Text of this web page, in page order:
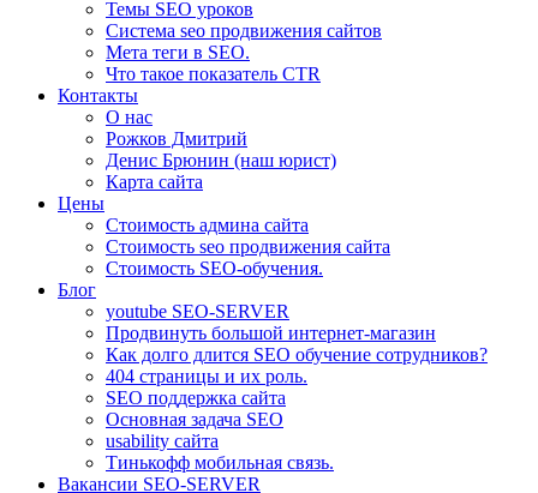
Темы SEO уроков
Система seo продвижения сайтов
Мета теги в SEO.
Что такое показатель CTR
Контакты
О нас
Рожков Дмитрий
Денис Брюнин (наш юрист)
Карта сайта
Цены
Стоимость админа сайта
Стоимость seo продвижения сайта
Стоимость SEO-обучения.
Блог
youtube SEO-SERVER
Продвинуть большой интернет-магазин
Как долго длится SEO обучение сотрудников?
404 страницы и их роль.
SEO поддержка сайта
Основная задача SEO
usability сайта
Тинькофф мобильная связь.
Вакансии SEO-SERVER